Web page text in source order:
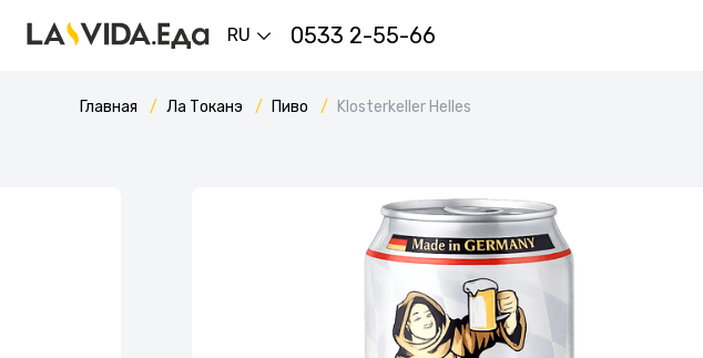
RU 0533 2-55-66
Главная Ла Токанэ Пиво Klosterkeller Неlles